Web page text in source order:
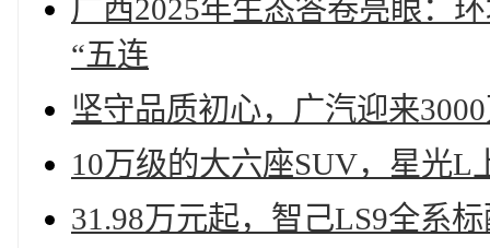
广西2025年生态答卷亮眼：
“五连
坚守品质初心，广汽迎来
10万级的大六座SUV，星光L
31.98万元起，智己LS9全系